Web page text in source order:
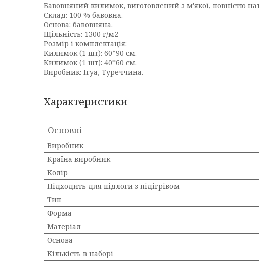
Бавовняний килимок, виготовлений з м'якої, повністю
Склад: 100 % бавовна.
Основа: бавовняна.
Щільність: 1300 г/м2
Розмір і комплектація:
Килимок (1 шт): 60*90 см.
Килимок (1 шт): 40*60 см.
Виробник: Irya, Туреччина.
Характеристики
Основні
Виробник
Країна виробник
Колір
Підходить для підлоги з підігрівом
Тип
Форма
Матеріал
Основа
Кількість в наборі